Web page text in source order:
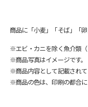
商品に「小麦」「そば」「
※エビ・カニを除く魚介類
※商品写真はイメージです。
※商品内容として記載され
※商品の色は、印刷の都合に